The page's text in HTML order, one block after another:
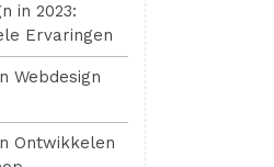
in 2023:
Ervaringen
Webdesign
Ontwikkelen